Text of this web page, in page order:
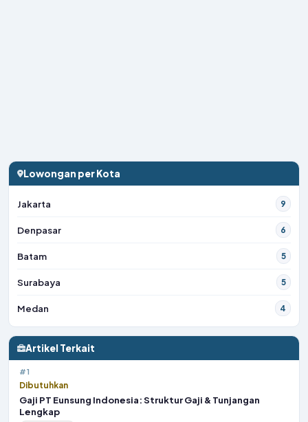
Lowongan per Kota
Jakarta 9
Denpasar 6
Batam 5
Surabaya 5
Medan 4
Artikel Terkait
#1
Dibutuhkan
Gaji PT Eunsung Indonesia: Struktur Gaji & Tunjangan
Lengkap